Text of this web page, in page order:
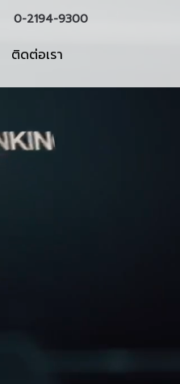
0-2194-9300
ติดต่อเรา